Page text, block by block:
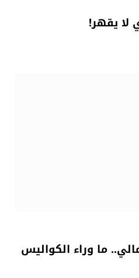
لا يقهر!
ما وراء الكواليس